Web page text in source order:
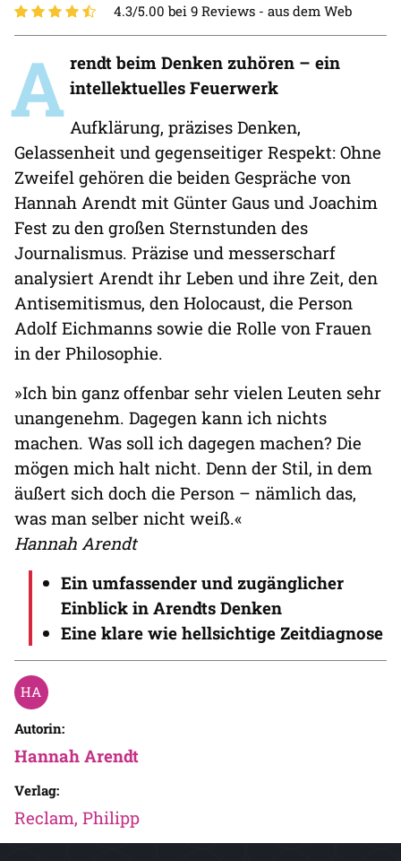
4.3/5.00 bei 9 Reviews - aus dem Web
A rendt beim Denken zuhören – ein
intellektuelles Feuerwerk
Aufklärung, präzises Denken,
Gelassenheit und gegenseitiger Respekt: Ohne
Zweifel gehören die beiden Gespräche von
Hannah Arendt mit Günter Gaus und Joachim
Fest zu den großen Sternstunden des
Journalismus. Präzise und messerscharf
analysiert Arendt ihr Leben und ihre Zeit, den
Antisemitismus, den Holocaust, die Person
Adolf Eichmanns sowie die Rolle von Frauen
in der Philosophie.
»Ich bin ganz offenbar sehr vielen Leuten sehr
unangenehm. Dagegen kann ich nichts
machen. Was soll ich dagegen machen? Die
mögen mich halt nicht. Denn der Stil, in dem
äußert sich doch die Person – nämlich das,
was man selber nicht weiß.«
Hannah Arendt
Ein umfassender und zugänglicher
Einblick in Arendts Denken
Eine klare wie hellsichtige Zeitdiagnose
Autorin:
Hannah Arendt
Verlag:
Reclam, Philipp